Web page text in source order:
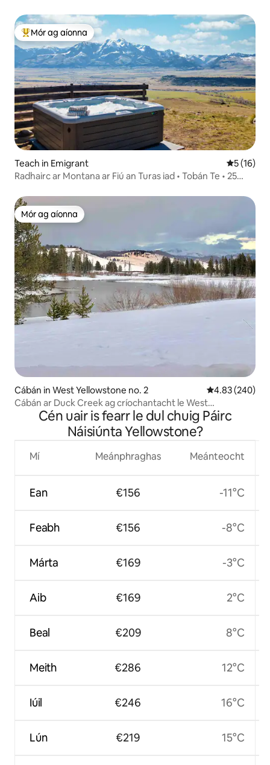
An-mhór ag aíonna
Mór ag aíonna
Teach in Emigrant
5 (16)
Radhairc ar Montana ar Fiú an Turas iad • Tobán Te • 25
Mór ag aíonna
Mór ag aíonna
Cábán in West Yellowstone no. 2 Meánrátáil
4.83 (240)
Cábán ar Duck Creek ag críochantacht le West
Yellowstone. o
Cén uair is fearr le dul chuig Páirc
Náisiúnta Yellowstone?
Mí
Ean
Feabh
Márta
Aib
Beal
Meith
Iúil
Lún
Meánphraghas
€156
€156
€169
€169
€209
€286
€246
€219
Meánteocht
-11°C
-8°C
-3°C
2°C
8°C
12°C
16°C
15°C